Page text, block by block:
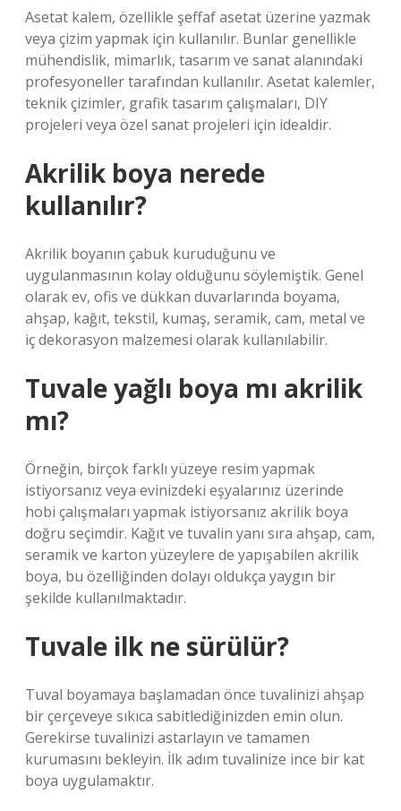
Asetat kalem, özellikle şeffaf asetat üzerine yazmak
veya çizim yapmak için kullanılır. Bunlar genellikle
mühendislik, mimarlık, tasarım ve sanat alanındaki
profesyoneller tarafından kullanılır. Asetat kalemler,
teknik çizimler, grafik tasarım çalışmaları, DIY
projeleri veya özel sanat projeleri için idealdir.
Akrilik boya nerede
kullanılır?
Akrilik boyanın çabuk kuruduğunu ve
uygulanmasının kolay olduğunu söylemiştik. Genel
olarak ev, ofis ve dükkan duvarlarında boyama,
ahşap, kağıt, tekstil, kumaş, seramik, cam, metal ve
iç dekorasyon malzemesi olarak kullanılabilir.
Tuvale yağlı boya mı akrilik
mı?
Örneğin, birçok farklı yüzeye resim yapmak
istiyorsanız veya evinizdeki eşyalarınız üzerinde
hobi çalışmaları yapmak istiyorsanız akrilik boya
doğru seçimdir. Kağıt ve tuvalin yanı sıra ahşap, cam,
seramik ve karton yüzeylere de yapışabilen akrilik
boya, bu özelliğinden dolayı oldukça yaygın bir
şekilde kullanılmaktadır.
Tuvale ilk ne sürülür?
Tuval boyamaya başlamadan önce tuvalinizi ahşap
bir çerçeveye sıkıca sabitlediğinizden emin olun.
Gerekirse tuvalinizi astarlayın ve tamamen
kurumasını bekleyin. İlk adım tuvalinize ince bir kat
boya uygulamaktır.